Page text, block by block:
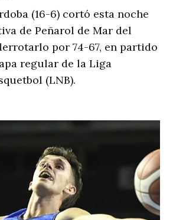
(16-6) cortó esta noche
de Peñarol de Mar del
por 74-67, en partido
regular de la Liga
(LNB).